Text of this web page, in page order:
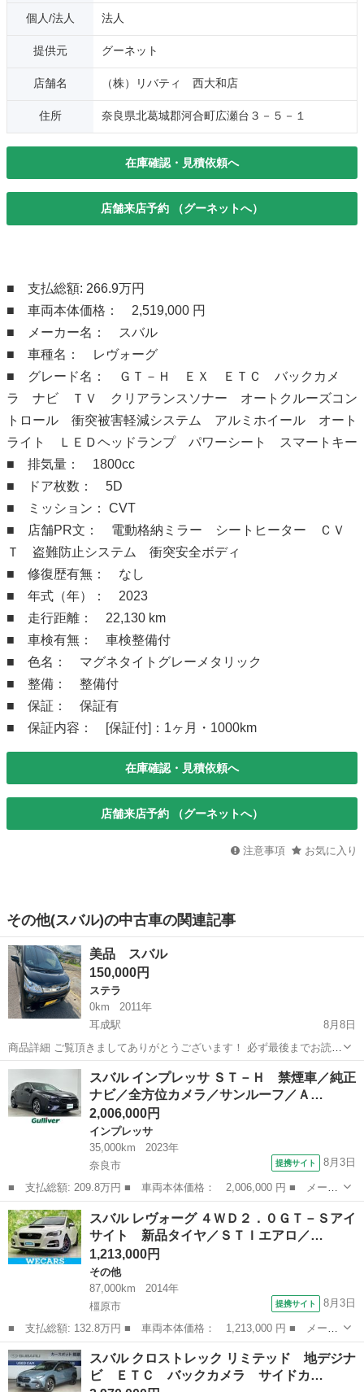
個人/法人 法人
提供元 グーネット
店舗名 （株）リバティ 西大和店
住所 奈良県北葛城郡河合町広瀬台３－５－１
在庫確認・見積依頼へ
店舗来店予約 （グーネットへ）
■ 支払総額: 266.9万円
■ 車両本体価格： 2,519,000 円
■ メーカー名： スバル
■ 車種名： レヴォーグ
■ グレード名： ＧＴ－Ｈ ＥＸ ＥＴＣ バックカメ
ラ ナビ ＴＶ クリアランスソナー オートクルーズコン
トロール 衝突被害軽減システム アルミホイール オート
ライト ＬＥＤヘッドランプ パワーシート スマートキー
■ 排気量： 1800cc
■ ドア枚数： 5D
■ ミッション： CVT
■ 店舗PR文： 電動格納ミラー シートヒーター ＣＶ
Ｔ 盗難防止システム 衝突安全ボディ
■ 修復歴有無： なし
■ 年式（年）： 2023
■ 走行距離： 22,130 km
■ 車検有無： 車検整備付
■ 色名： マグネタイトグレーメタリック
■ 整備： 整備付
■ 保証： 保証有
■ 保証内容： [保証付]：1ヶ月・1000km
在庫確認・見積依頼へ
店舗来店予約 （グーネットへ）
注意事項 お気に入り
その他(スバル)の中古車の関連記事
美品 スバル
150,000円
ステラ
0km
2011年
耳成駅
8月8日
商品詳細 ご覧頂きましてありがとうございます！ 必ず最後までお読み
頂いて、ご納得して頂いた上でご購入ください。 3N厳守でお願い致し
ます。（トラブル防止の為現車確認を推奨しております） 素人出品の
為、難しい質問は答えかねます...
奈良 橿原市 ステラ エンジン
スバル インプレッサ ＳＴ－Ｈ 禁煙車／純正
ナビ／全方位カメラ／サンルーフ／Ａ…
2,006,000円
インプレッサ
35,000km
2023年
奈良市
提携サイト 8月3日
■ 支払総額: 209.8万円 ■ 車両本体価格： 2,006,000 円 ■ メーカ
ー名： スバル ■ 車種名： インプレッサ ■ グレード名： ＳＴ
－Ｈ 禁煙車／純正ナビ／全方位カメラ／サンルーフ／ＡｐｐｌｅＣ
ａｒＰｌ...
奈良 奈良市 インプレッサ
スバル レヴォーグ ４ＷＤ２．０ＧＴ－Ｓアイ
サイト 新品タイヤ／ＳＴＩエアロ／…
1,213,000円
その他
87,000km
2014年
橿原市
提携サイト 8月3日
■ 支払総額: 132.8万円 ■ 車両本体価格： 1,213,000 円 ■ メーカ
ー名： スバル ■ 車種名： レヴォーグ ■ グレード名： ４ＷＤ
２．０ＧＴ－Ｓアイサイト 新品タイヤ／ＳＴＩエアロ／保証書／社
外 ＳＤ...
奈良 橿原市 その他
スバル クロストレック リミテッド 地デジナ
ビ ＥＴＣ バックカメラ サイドカ…